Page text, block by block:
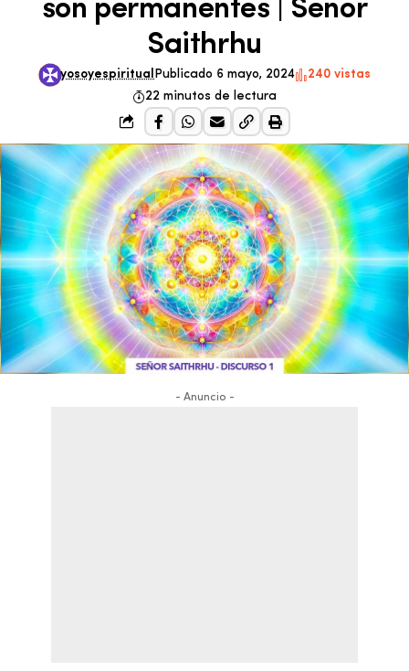
son permanentes | Señor
Saithrhu
yosoyespiritual Publicado 6 mayo, 2024
240 vistas
22 minutos de lectura
- Anuncio -